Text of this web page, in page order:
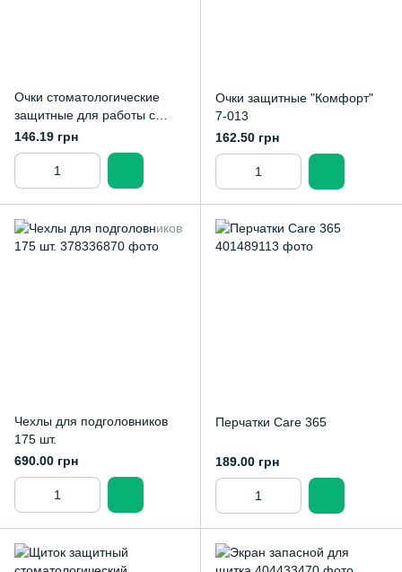
Очки стоматологические
защитные для работы с
фотополимерной лампой
146.19 грн
Очки защитные "Комфорт"
7-013
162.50 грн
Чехлы для подголовников
175 шт.
690.00 грн
Перчатки Care 365
189.00 грн